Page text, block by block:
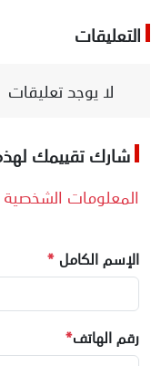
التعليقات
لا يوجد تعليقات
شارك تقييمك
المعلومات
الإسم الكامل *
رقم الهاتف*